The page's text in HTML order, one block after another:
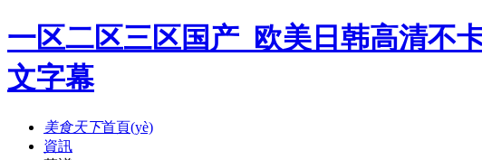
一区二区三区国产_欧美日韩高清不
文字幕
美食天下首頁(yè)
資訊